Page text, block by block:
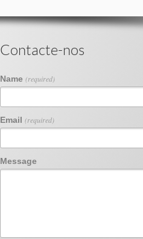
Contacte-nos
Name (required)
Email (required)
Message